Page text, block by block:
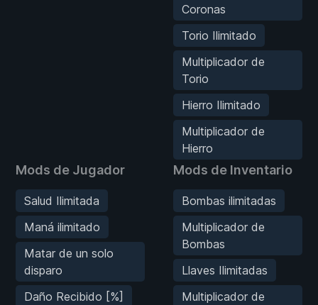
Coronas
Torio Ilimitado
Multiplicador de
Torio
Hierro Ilimitado
Multiplicador de
Hierro
Mods de Jugador
Salud Ilimitada
Maná ilimitado
Matar de un solo
disparo
Daño Recibido [%]
Mods de Inventario
Bombas ilimitadas
Multiplicador de
Bombas
Llaves Ilimitadas
Multiplicador de